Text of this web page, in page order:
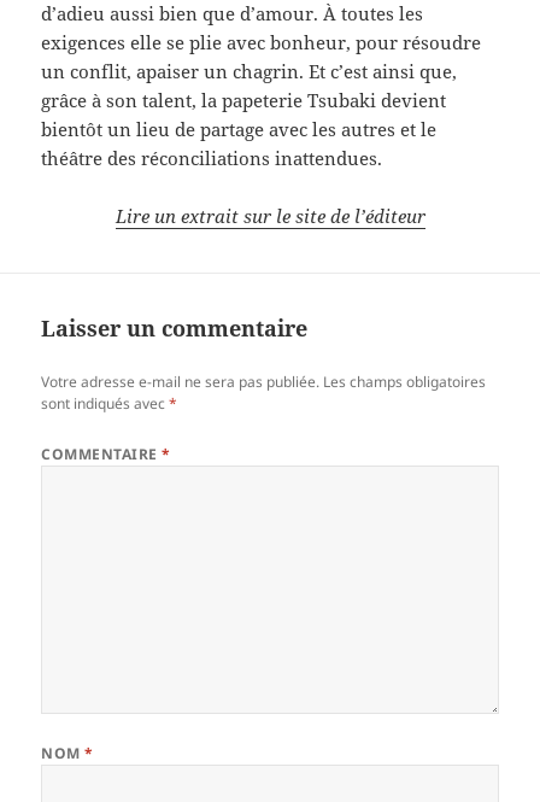
d’adieu aussi bien que d’amour. À toutes les
exigences elle se plie avec bonheur, pour résoudre
un conflit, apaiser un chagrin. Et c’est ainsi que,
grâce à son talent, la papeterie Tsubaki devient
bientôt un lieu de partage avec les autres et le
théâtre des réconciliations inattendues.
Lire un extrait sur le site de l’éditeur
Laisser un commentaire
Votre adresse e-mail ne sera pas publiée. Les champs obligatoires
sont indiqués avec*
COMMENTAIRE*
NOM*